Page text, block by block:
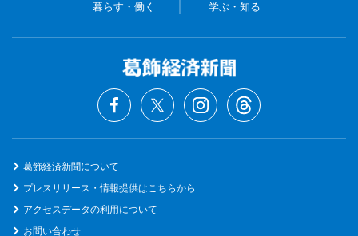
暮らす・働く 学ぶ・知る
葛飾経済新聞について
プレスリリース・情報提供はこちらから
アクセスデータの利用について
お問い合わせ